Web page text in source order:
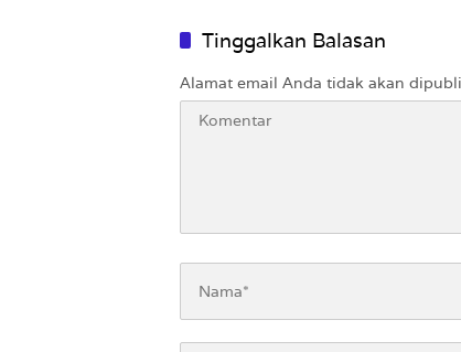
Tinggalkan Balasan
Alamat email Anda tidak akan